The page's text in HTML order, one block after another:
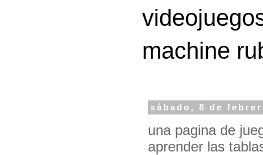
machine
sábado, 8 de
una pagina de
aprender las